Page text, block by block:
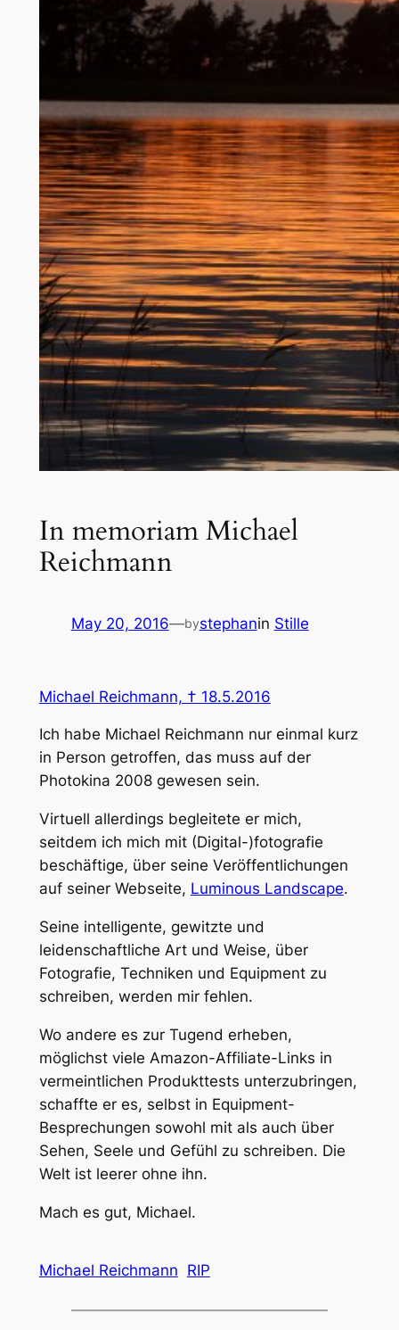
In memoriam Michael
Reichmann
May 20, 2016—bystephanin Stille
Michael Reichmann, † 18.5.2016
Ich habe Michael Reichmann nur einmal kurz
in Person getroffen, das muss auf der
Photokina 2008 gewesen sein.
Virtuell allerdings begleitete er mich,
seitdem ich mich mit (Digital-)fotografie
beschäftige, über seine Veröffentlichungen
auf seiner Webseite, Luminous Landscape.
Seine intelligente, gewitzte und
leidenschaftliche Art und Weise, über
Fotografie, Techniken und Equipment zu
schreiben, werden mir fehlen.
Wo andere es zur Tugend erheben,
möglichst viele Amazon-Affiliate-Links in
vermeintlichen Produkttests unterzubringen,
schaffte er es, selbst in Equipment-
Besprechungen sowohl mit als auch über
Sehen, Seele und Gefühl zu schreiben. Die
Welt ist leerer ohne ihn.
Mach es gut, Michael.
Michael Reichmann RIP